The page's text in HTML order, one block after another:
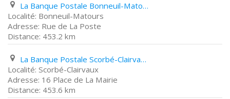
La Banque Postale Bonneuil-Matours Rue de La Poste
Bonneuil-Matours
Rue de La Poste
453.2 km
La Banque Postale Scorbé-Clairvaux 16 Place de La Mairie
Scorbé-Clairvaux
16 Place de La Mairie
453.6 km